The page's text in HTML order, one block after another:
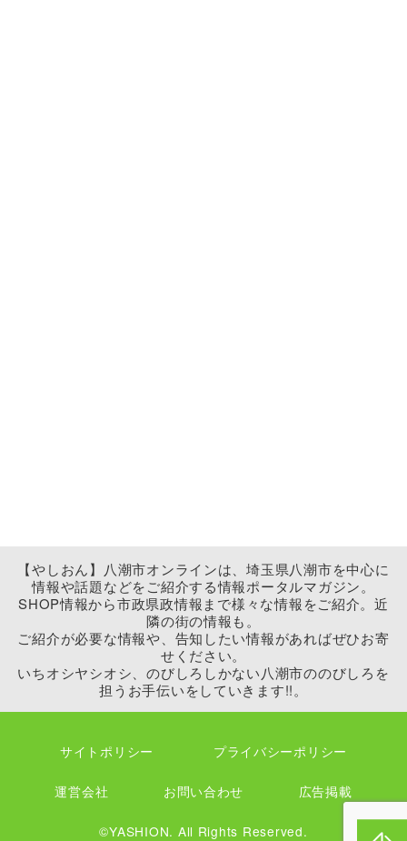
【やしおん】八潮市オンラインは、埼玉県八潮市を中心に
情報や話題などをご紹介する情報ポータルマガジン。
SHOP情報から市政県政情報まで様々な情報をご紹介。近
隣の街の情報も。
ご紹介が必要な情報や、告知したい情報があればぜひお寄
せください。
いちオシヤシオシ、のびしろしかない八潮市ののびしろを
担うお手伝いをしていきます!!。
サイトポリシー プライバシーポリシー
運営会社 お問い合わせ 広告掲載
©YASHION. All Rights Reserved.